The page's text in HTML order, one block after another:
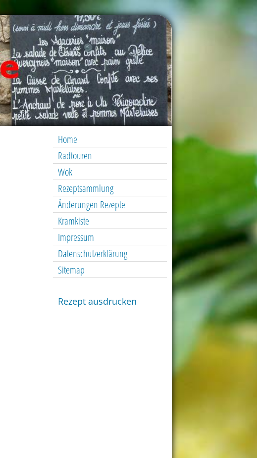
Home
Radtouren
Wok
Rezeptsammlung
Änderungen Rezepte
Kramkiste
Impressum
Datenschutzerklärung
Sitemap
Rezept ausdrucken